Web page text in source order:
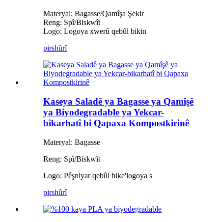
Materyal: Bagasse/Qamîşa Şekir
Reng: Spî/Biskwît
Logo: Logoya xwerû qebûl bikin
pirshûrî
Kaseya Saladê ya Bagasse ya Qamîşê
ya Biyodegradable ya Yekcar-
bikarhatî bi Qapaxa Kompostkirinê
Materyal: Bagasse
Reng: Spî/Biskwît
Logo: Pêşniyar qebûl bike'logoya s
pirshûrî